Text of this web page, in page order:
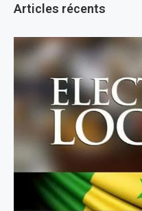
Articles récents